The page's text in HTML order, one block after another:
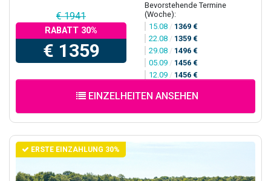
€ 1941
RABATT 30%
€ 1359
Bevorstehende Termine
(Woche):
15.08 / 1369 €
22.08 / 1359 €
29.08 / 1496 €
05.09 / 1456 €
12.09 / 1456 €
EINZELHEITEN ANSEHEN
ERSTE EINZAHLUNG 30%